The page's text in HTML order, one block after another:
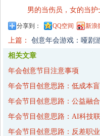
男的当伤员，女的当
分享到： QQ空间 新浪
上篇： 创意年会游戏：哑剧
相关文章
年会创意节目注意事项
年会节目创意思路：低成本
年会节目创意思路：公益融
年会节目创意思路：AI科技
年会节目创意思路：反差职